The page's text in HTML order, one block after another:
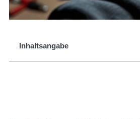
Inhaltsangabe